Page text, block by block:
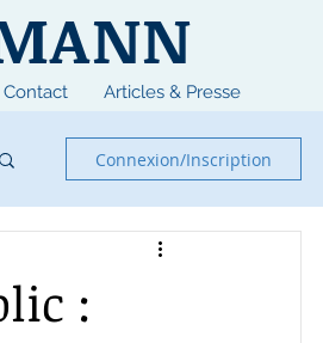
Contact Articles & Presse
Connexion/Inscription
: